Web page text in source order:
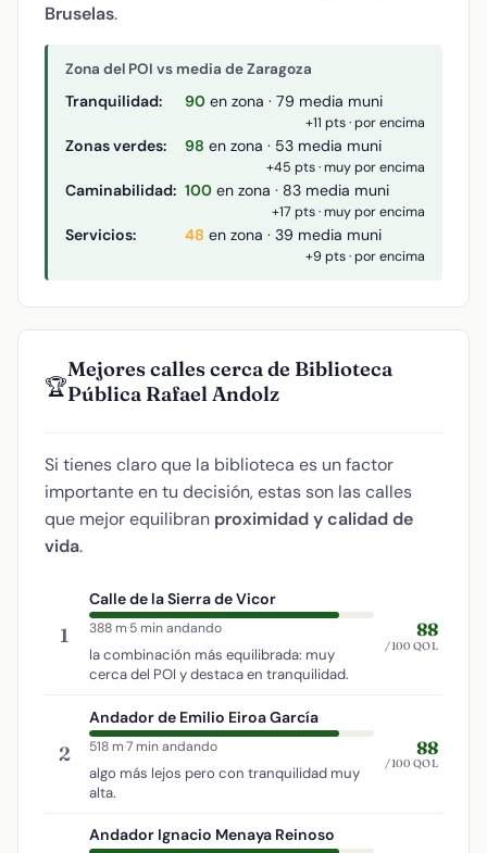
Bruselas.
Zona del POI vs media de Zaragoza
Tranquilidad: 90 en zona · 79 media muni
+11 pts · por encima
Zonas verdes: 98 en zona · 53 media muni
+45 pts · muy por encima
Caminabilidad: 100 en zona · 83 media muni
+17 pts · muy por encima
Servicios: 48 en zona · 39 media muni
+9 pts · por encima
🏆
Mejores calles cerca de Biblioteca
Pública Rafael Andolz
Si tienes claro que la biblioteca es un factor
importante en tu decisión, estas son las calles
que mejor equilibran proximidad y calidad de
vida.
1
Calle de la Sierra de Vicor
388 m·5 min andando
la combinación más equilibrada: muy
cerca del POI y destaca en tranquilidad.
88
/100 QOL
2
Andador de Emilio Eiroa García
518 m·7 min andando
algo más lejos pero con tranquilidad muy
alta.
88
/100 QOL
Andador Ignacio Menaya Reinoso